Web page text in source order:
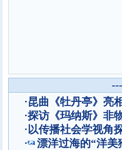
·昆曲《牡丹亭》亮
·探访《玛纳斯》非
·以传播社会学视角
·
漂洋过海的“洋美